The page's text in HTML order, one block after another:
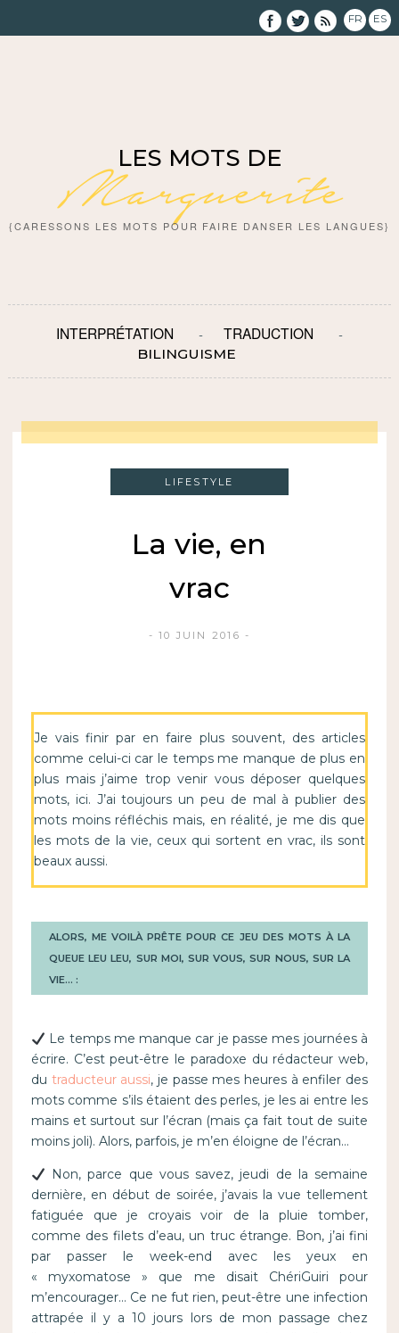
FR ES
LES MOTS DE
Marguerite
{CARESSONS LES MOTS POUR FAIRE DANSER LES LANGUES}
INTERPRÉTATION TRADUCTION
BILINGUISME
LIFESTYLE
La vie, en
vrac
10 JUIN 2016
Je vais finir par en faire plus souvent, des articles
comme celui-ci car le temps me manque de plus en
plus mais j’aime trop venir vous déposer quelques
mots, ici. J’ai toujours un peu de mal à publier des
mots moins réfléchis mais, en réalité, je me dis que
les mots de la vie, ceux qui sortent en vrac, ils sont
beaux aussi.
ALORS, ME VOILÀ PRÊTE POUR CE JEU DES MOTS À LA
QUEUE LEU LEU, SUR MOI, SUR VOUS, SUR NOUS, SUR LA
VIE… :
Le temps me manque car je passe mes journées à
écrire. C’est peut-être le paradoxe du rédacteur web,
du traducteur aussi, je passe mes heures à enfiler des
mots comme s’ils étaient des perles, je les ai entre les
mains et surtout sur l’écran (mais ça fait tout de suite
moins joli). Alors, parfois, je m’en éloigne de l’écran…
Non, parce que vous savez, jeudi de la semaine
dernière, en début de soirée, j’avais la vue tellement
fatiguée que je croyais voir de la pluie tomber,
comme des filets d’eau, un truc étrange. Bon, j’ai fini
par passer le week-end avec les yeux en
« myxomatose » que me disait ChériGuiri pour
m’encourager… Ce ne fut rien, peut-être une infection
attrapée il y a 10 jours lors de mon passage chez